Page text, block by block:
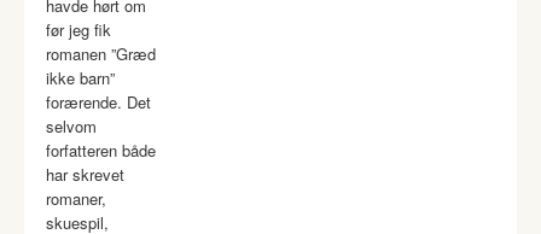
havde hørt om
før jeg fik
romanen ”Græd
ikke barn”
forærende. Det
selvom
forfatteren både
har skrevet
romaner,
skuespil,